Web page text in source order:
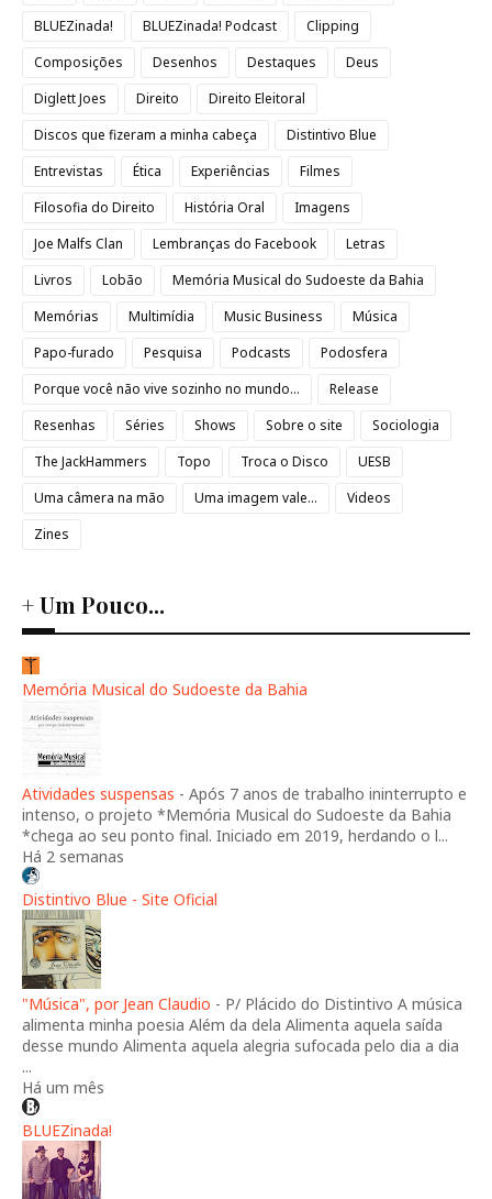
BLUEZinada!
BLUEZinada! Podcast
Clipping
Composições
Desenhos Destaques
Deus
Diglett Joes
Direito
Direito Eleitoral
Discos que fizeram a minha cabeça
Distintivo Blue
Entrevistas
Ética Experiências
Filmes
Filosofia do Direito
História Oral
Imagens
Joe Malfs Clan
Lembranças do Facebook
Letras
Livros
Lobão
Memória Musical do Sudoeste da Bahia
Memórias
Multimídia Music Business
Música
Papo-furado
Pesquisa Podcasts
Podosfera
Porque você não vive sozinho no mundo...
Release
Resenhas
Séries Shows Sobre o site
Sociologia
The JackHammers
Topo Troca o Disco
UESB
Uma câmera na mão
Uma imagem vale...
Videos
Zines
+ Um Pouco...
Memória Musical do Sudoeste da Bahia
Atividades suspensas - Após 7 anos de trabalho ininterrupto e
intenso, o projeto *Memória Musical do Sudoeste da Bahia
*chega ao seu ponto final. Iniciado em 2019, herdando o l...
Há 2 semanas
Distintivo Blue - Site Oficial
"Música", por Jean Claudio - P/ Plácido do Distintivo A música
alimenta minha poesia Além da dela Alimenta aquela saída
desse mundo Alimenta aquela alegria sufocada pelo dia a dia
...
Há um mês
BLUEZinada!